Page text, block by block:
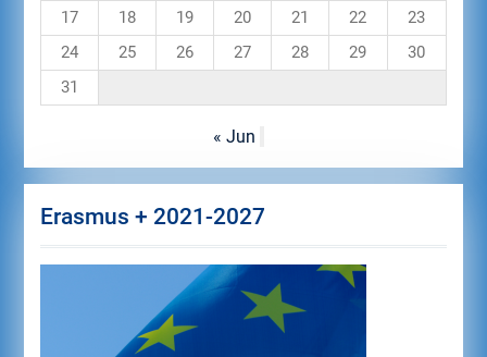
17
18 19 20 21 22
23
24
25 26 27 28 29
30
31
« Jun
Erasmus + 2021-2027